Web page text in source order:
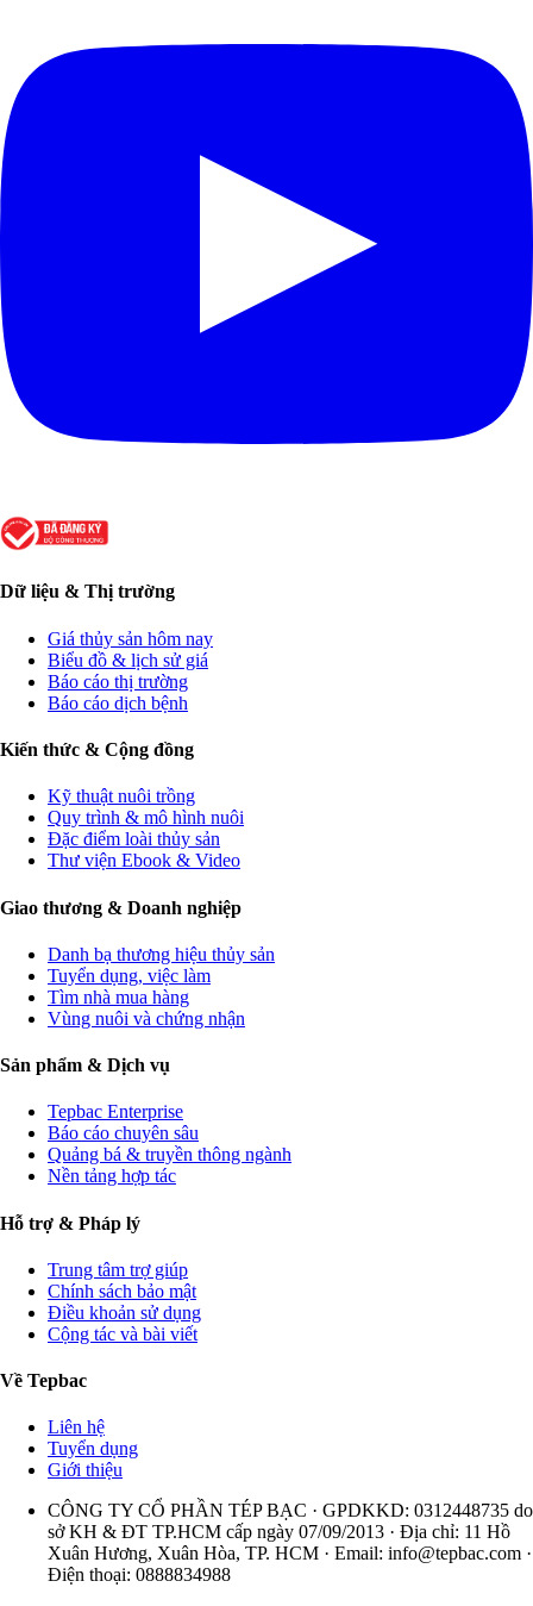
Dữ liệu & Thị trường
Giá thủy sản hôm nay
Biểu đồ & lịch sử giá
Báo cáo thị trường
Báo cáo dịch bệnh
Kiến thức & Cộng đồng
Kỹ thuật nuôi trồng
Quy trình & mô hình nuôi
Đặc điểm loài thủy sản
Thư viện Ebook & Video
Giao thương & Doanh nghiệp
Danh bạ thương hiệu thủy sản
Tuyển dụng, việc làm
Tìm nhà mua hàng
Vùng nuôi và chứng nhận
Sản phẩm & Dịch vụ
Tepbac Enterprise
Báo cáo chuyên sâu
Quảng bá & truyền thông ngành
Nền tảng hợp tác
Hỗ trợ & Pháp lý
Trung tâm trợ giúp
Chính sách bảo mật
Điều khoản sử dụng
Cộng tác và bài viết
Về Tepbac
Liên hệ
Tuyển dụng
Giới thiệu
CÔNG TY CỔ PHẦN TÉP BẠC · GPDKKD: 0312448735 do
sở KH & ĐT TP.HCM cấp ngày 07/09/2013 · Địa chỉ: 11 Hồ
Xuân Hương, Xuân Hòa, TP. HCM · Email: info@tepbac.com ·
Điện thoại: 0888834988